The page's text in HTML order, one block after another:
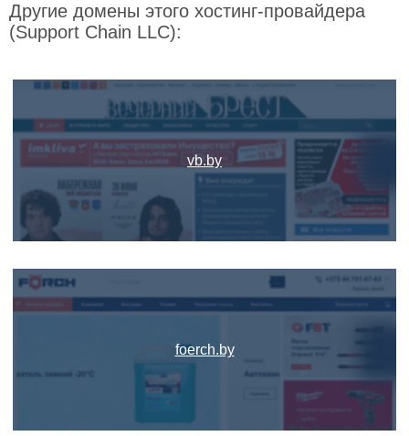
Другие домены этого хостинг-провайдера
(Support Chain LLC):
vb.by
foerch.by